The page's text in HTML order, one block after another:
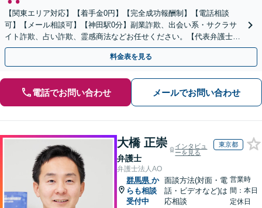
【関東エリア対応】【着手金0円】【完全成功報酬制】【電話相談
可】【メール相談可】【神田駅0分】副業詐欺、出会い系・サクラサ
イト詐欺、占い詐欺、霊感商法などお任せください。【代表弁護士が
対応】
料金表を見る
電話でお問い合わせ メールでお問い合わせ
大橋 正崇
弁護士
インタビュ
ーを見る
東京都
弁護士法人AO
群馬県 か
らも相談
受付中
面談方法(対面・電
話・ビデオなど)は
応相談
営業時
間：本日
定休日